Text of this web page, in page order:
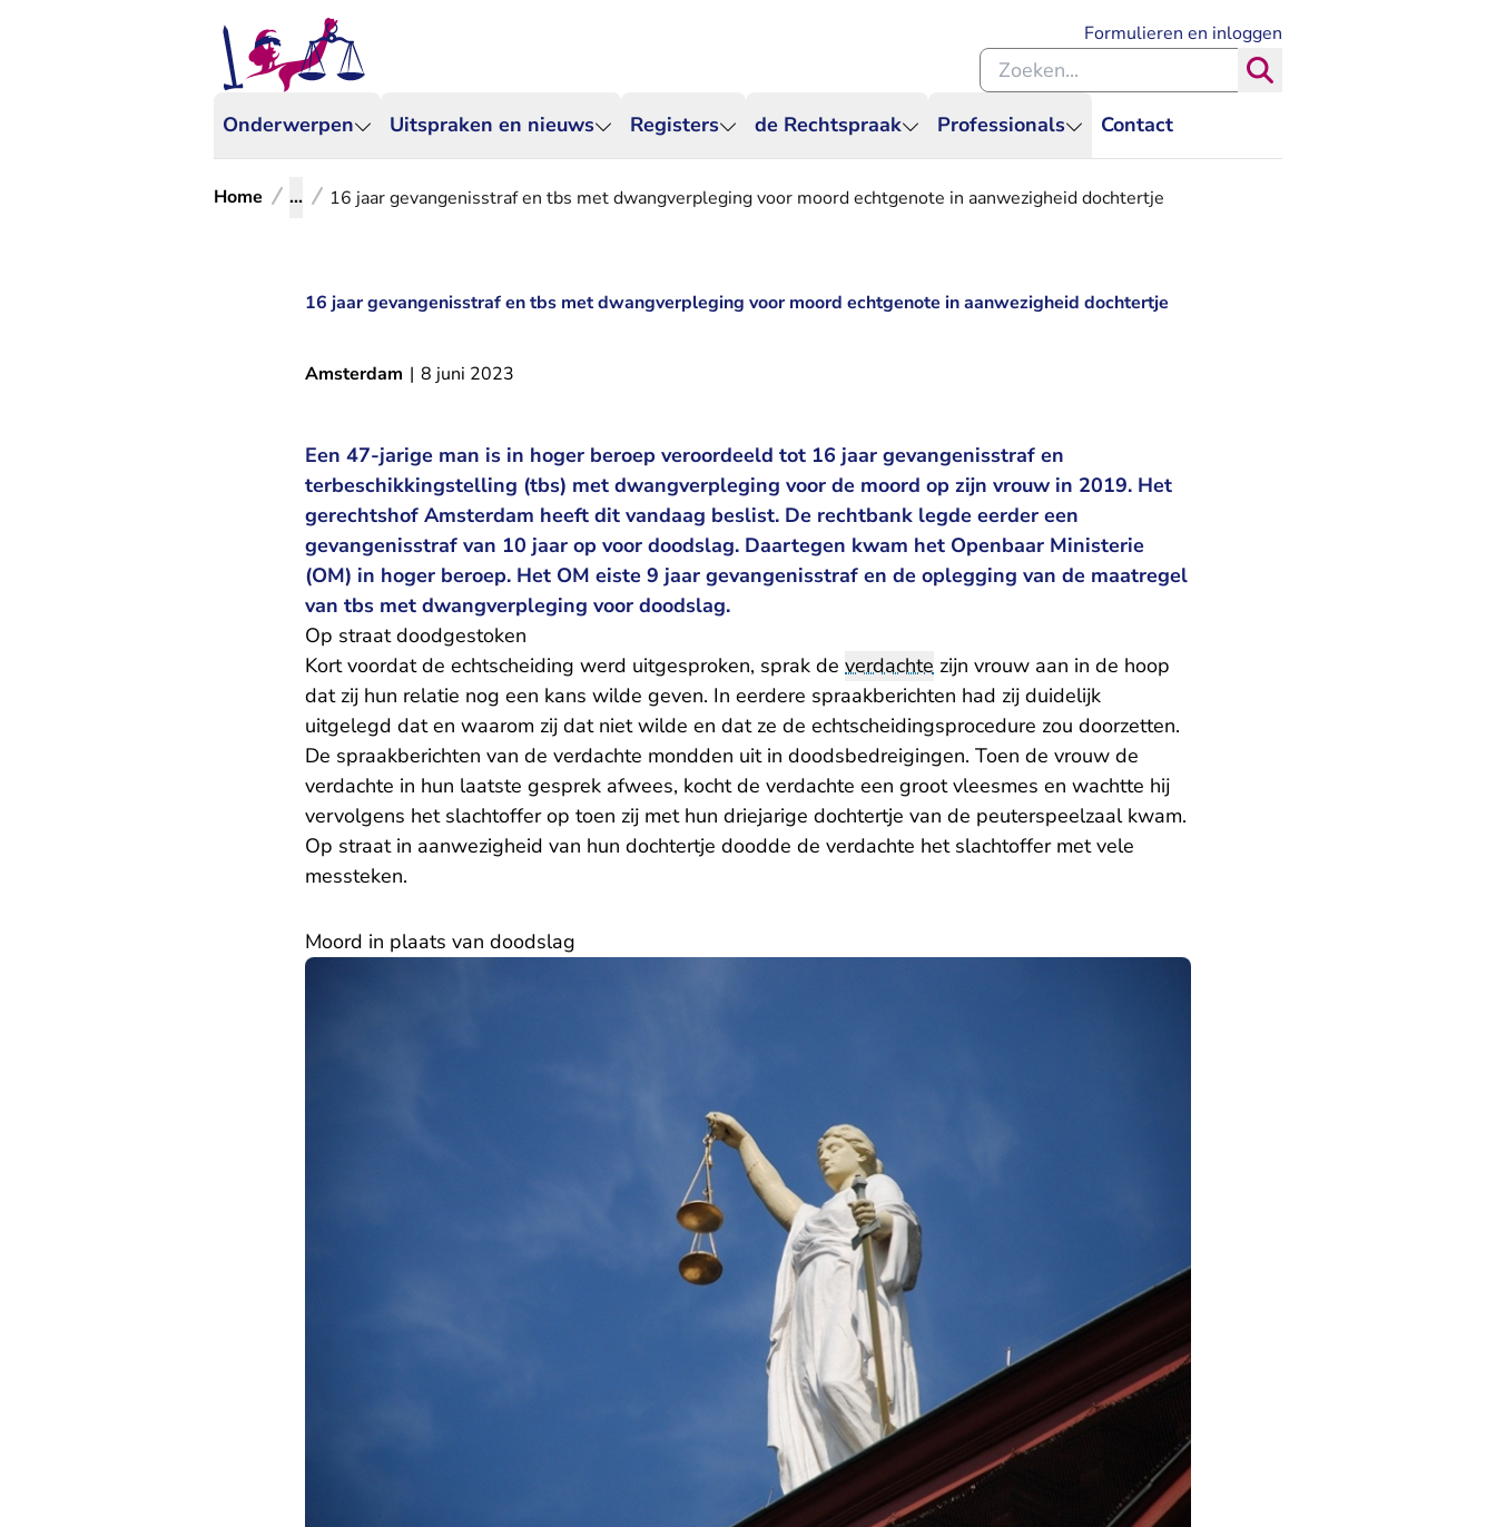
Onderwerpen Uitspraken en nieuws Registers de Rechtspraak Professionals Contact
Formulieren en inloggen
Zoeken binnen de Rechtspraak
Home ... 16 jaar gevangenisstraf en tbs met dwangverpleging voor moord echtgenote in aanwezigheid dochtertje
16 jaar gevangenisstraf en tbs met dwangverpleging voor moord echtgenote in aanwezigheid dochtertje
Amsterdam | 8 juni 2023
Een 47-jarige man is in hoger beroep veroordeeld tot 16 jaar gevangenisstraf en
terbeschikkingstelling (tbs) met dwangverpleging voor de moord op zijn vrouw in 2019. Het
gerechtshof Amsterdam heeft dit vandaag beslist. De rechtbank legde eerder een
gevangenisstraf van 10 jaar op voor doodslag. Daartegen kwam het Openbaar Ministerie
(OM) in hoger beroep. Het OM eiste 9 jaar gevangenisstraf en de oplegging van de maatregel
van tbs met dwangverpleging voor doodslag.
Op straat doodgestoken
Kort voordat de echtscheiding werd uitgesproken, sprak de verdachte zijn vrouw aan in de hoop
dat zij hun relatie nog een kans wilde geven. In eerdere spraakberichten had zij duidelijk
uitgelegd dat en waarom zij dat niet wilde en dat ze de echtscheidingsprocedure zou doorzetten.
De spraakberichten van de verdachte mondden uit in doodsbedreigingen. Toen de vrouw de
verdachte in hun laatste gesprek afwees, kocht de verdachte een groot vleesmes en wachtte hij
vervolgens het slachtoffer op toen zij met hun driejarige dochtertje van de peuterspeelzaal kwam.
Op straat in aanwezigheid van hun dochtertje doodde de verdachte het slachtoffer met vele
messteken.
Moord in plaats van doodslag